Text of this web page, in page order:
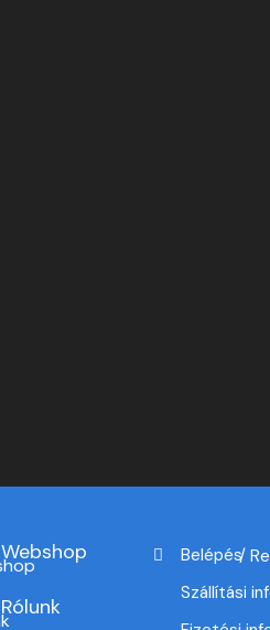
Webshop
Rólunk
Belépés
Szállítási